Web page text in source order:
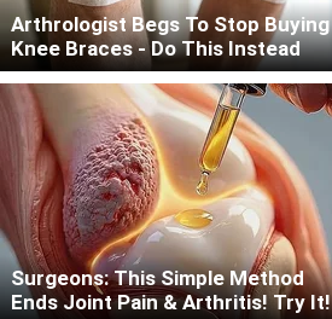
Arthrologist Begs To Stop Buying
Knee Braces - Do This Instead
Surgeons: This Simple Method
Ends Joint Pain & Arthritis! Try It!